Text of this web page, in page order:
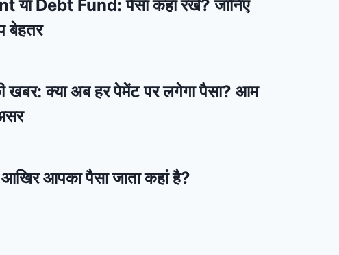
Debt Fund: पैसा कहाँ रखें? जानिए
बेहतर
खबर: क्या अब हर पेमेंट पर लगेगा पैसा? आम
आखिर आपका पैसा जाता कहां है?